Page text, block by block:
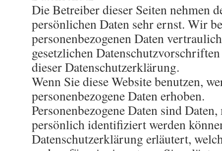
Die Betreiber dieser Seiten nehmen
persönlichen Daten sehr ernst. Wir
personenbezogenen Daten
gesetzlichen
dieser Datenschutzerklärung.
Wenn Sie diese Website benutzen,
personenbezogene Daten erhoben.
Personenbezogene Daten sind
persönlich identifiziert werden
Datenschutzerklärung erläutert,